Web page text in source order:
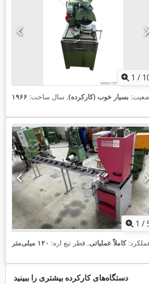
1 /
بسیار خوب (کارکرده), سال ساخت: ۱۹۶۶
1 /
کاملاً عملیاتی, قطر تیغ اره: ۱۲۰ میلی‌متر
دستگاه‌های کارکرده بیشتری را ببینید